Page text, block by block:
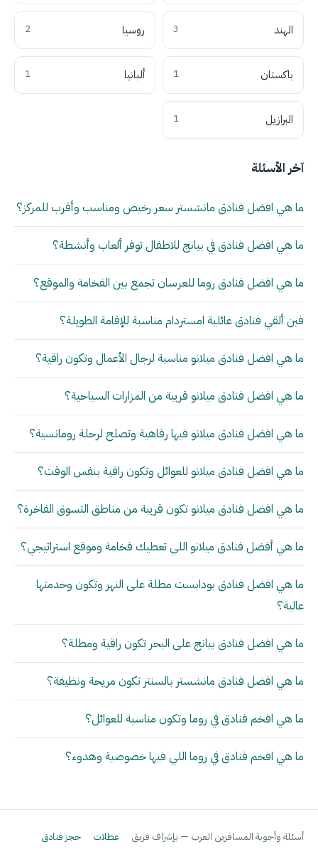
الهند 3 روسيا 2
باكستان 1 ألبانيا 1
البرازيل 1
آخر الأسئلة
ما هي افضل فنادق مانشستر سعر رخيص ومناسب وأقرب للمركز؟
ما هي افضل فنادق في بيانج للاطفال توفر ألعاب وأنشطة؟
ما هي افضل فنادق روما للعرسان تجمع بين الفخامة والموقع؟
فين ألقي فنادق عائلية امستردام مناسبة للإقامة الطويلة؟
ما هي افضل فنادق ميلانو مناسبة لرجال الأعمال وتكون راقية؟
ما هي افضل فنادق ميلانو قريبة من المزارات السياحية؟
ما هي افضل فنادق ميلانو فيها رفاهية وتصلح لرحلة رومانسية؟
ما هي افضل فنادق ميلانو للعوائل وتكون راقية بنفس الوقت؟
ما هي افضل فنادق ميلانو تكون قريبة من مناطق التسوق الفاخرة؟
ما هي أفضل فنادق ميلانو اللي تعطيك فخامة وموقع استراتيجي؟
ما هي افضل فنادق بودابست مطلة على النهر وتكون وخدمتها
عالية؟
ما هي افضل فنادق بيانج على البحر تكون راقية ومطلة؟
ما هي افضل فنادق مانشستر بالسنتر تكون مريحة ونظيفة؟
ما هي افخم فنادق في روما وتكون مناسبة للعوائل؟
ما هي افخم فنادق في روما اللي فيها خصوصية وهدوء؟
أسئلة وأجوبة المسافرين العرب — بإشراف فريق عطلات حجز فنادق